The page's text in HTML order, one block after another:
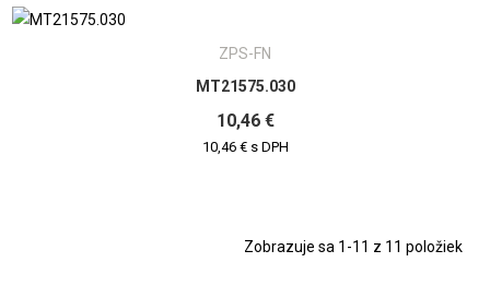
ZPS-FN
MT21575.030
10,46 €
10,46 € s DPH
Zobrazuje sa 1-11 z 11 položiek